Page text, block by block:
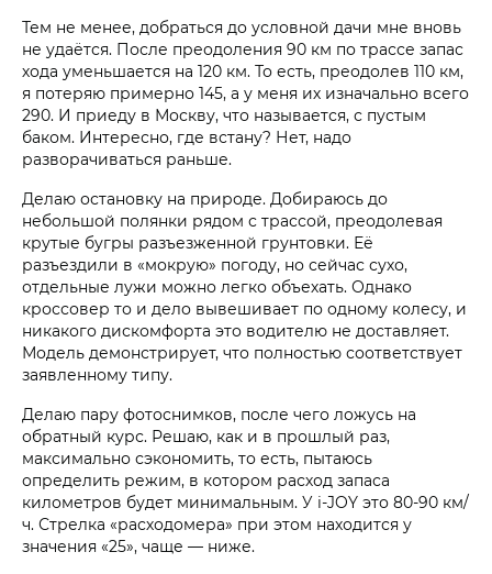
Тем не менее, добраться до условной дачи мне вновь
не удаётся. После преодоления 90 км по трассе запас
хода уменьшается на 120 км. То есть, преодолев 110 км,
я потеряю примерно 145, а у меня их изначально всего
290. И приеду в Москву, что называется, с пустым
баком. Интересно, где встану? Нет, надо
разворачиваться раньше.
Делаю остановку на природе. Добираюсь до
небольшой полянки рядом с трассой, преодолевая
крутые бугры разъезженной грунтовки. Её
разъездили в «мокрую» погоду, но сейчас сухо,
отдельные лужи можно легко объехать. Однако
кроссовер то и дело вывешивает по одному колесу, и
никакого дискомфорта это водителю не доставляет.
Модель демонстрирует, что полностью соответствует
заявленному типу.
Делаю пару фотоснимков, после чего ложусь на
обратный курс. Решаю, как и в прошлый раз,
максимально сэкономить, то есть, пытаюсь
определить режим, в котором расход запаса
километров будет минимальным. У i‑JOY это 80-90 км/
ч. Стрелка «расходомера» при этом находится у
значения «25», чаще — ниже.